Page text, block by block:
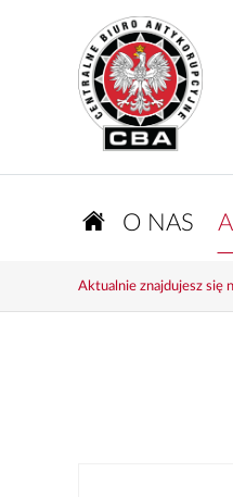
O NAS
Aktualnie znajdujesz się